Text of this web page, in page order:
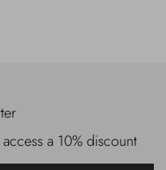
a 10% discount